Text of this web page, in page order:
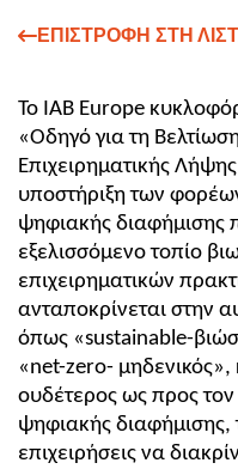
ΕΠΙΣΤΡΟΦΗ ΣΤΗ
Το IAB Europe
«Οδηγό για τη
Επιχειρηματικής
υποστήριξη των
ψηφιακής διαφήμισης
εξελισσόμενο τοπίο
επιχειρηματικών
ανταποκρίνεται στην
όπως «sustainable-
«net-zero-
ουδέτερος ως προς
ψηφιακής διαφήμισης,
επιχειρήσεις να